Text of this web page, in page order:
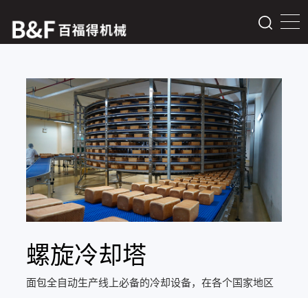
螺旋冷却塔
面包全自动生产线上必备的冷却设备，在各个国家地区